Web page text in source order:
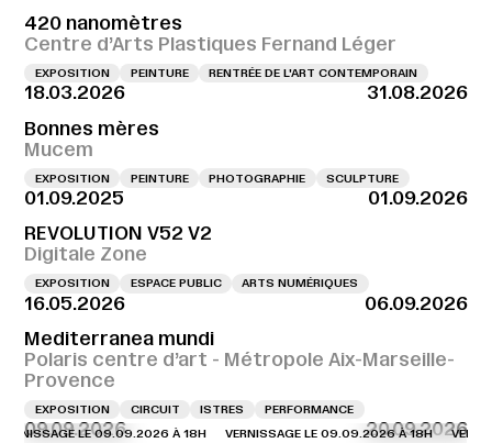
420 nanomètres
Centre d’Arts Plastiques Fernand Léger
EXPOSITION PEINTURE RENTRÉE DE L'ART CONTEMPORAIN
18.03.2026
31.08.2026
Bonnes mères
Mucem
EXPOSITION PEINTURE PHOTOGRAPHIE SCULPTURE
01.09.2025
01.09.2026
REVOLUTION V52 V2
Digitale Zone
EXPOSITION ESPACE PUBLIC ARTS NUMÉRIQUES
16.05.2026
06.09.2026
Mediterranea mundi
Polaris centre d’art - Métropole Aix-Marseille-
Provence
EXPOSITION CIRCUIT ISTRES PERFORMANCE
09.09.2026 20.09.2026
LE 09.09.2026 À 18H VERNISSAGE LE 09.09.2026 À 18H